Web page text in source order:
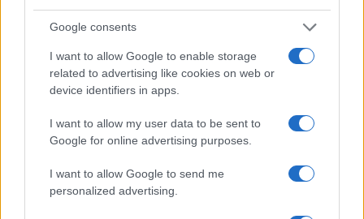
Google consents
I want to allow Google to enable storage
related to advertising like cookies on web or
device identifiers in apps.
I want to allow my user data to be sent to
Google for online advertising purposes.
I want to allow Google to send me
personalized advertising.
#Željko Budimir